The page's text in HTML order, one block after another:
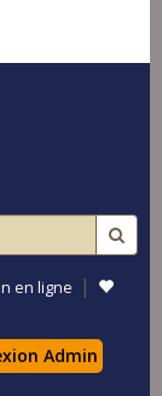
en ligne |
Admin